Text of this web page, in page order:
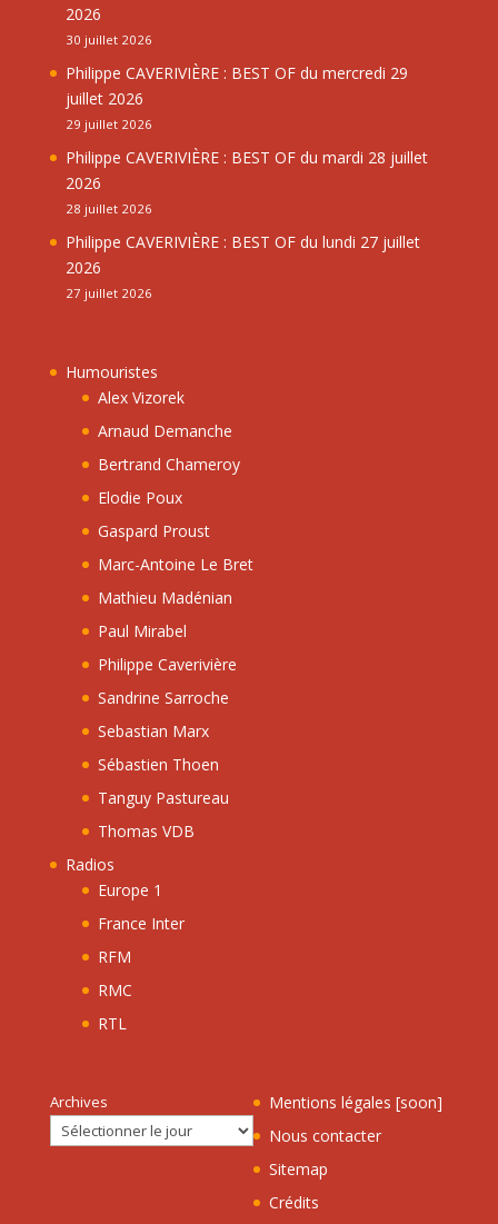
2026
30 juillet 2026
Philippe CAVERIVIÈRE : BEST OF du mercredi 29
juillet 2026
29 juillet 2026
Philippe CAVERIVIÈRE : BEST OF du mardi 28 juillet
2026
28 juillet 2026
Philippe CAVERIVIÈRE : BEST OF du lundi 27 juillet
2026
27 juillet 2026
Humouristes
Alex Vizorek
Arnaud Demanche
Bertrand Chameroy
Elodie Poux
Gaspard Proust
Marc-Antoine Le Bret
Mathieu Madénian
Paul Mirabel
Philippe Caverivière
Sandrine Sarroche
Sebastian Marx
Sébastien Thoen
Tanguy Pastureau
Thomas VDB
Radios
Europe 1
France Inter
RFM
RMC
RTL
Archives
Mentions légales [soon]
Nous contacter
Sitemap
Crédits